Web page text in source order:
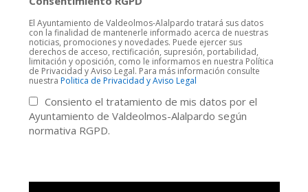
El Ayuntamiento de Valdeolmos-Alalpardo tratará sus datos
con la finalidad de mantenerle informado acerca de nuestras
noticias, promociones y novedades. Puede ejercer sus
derechos de acceso, rectificación, supresión, portabilidad,
limitación y oposición, como le informamos en nuestra Política
de Privacidad y Aviso Legal. Para más información consulte
nuestra Politica de Privacidad y Aviso Legal
Consiento el tratamiento de mis datos por el
Ayuntamiento de Valdeolmos-Alalpardo según
normativa RGPD.